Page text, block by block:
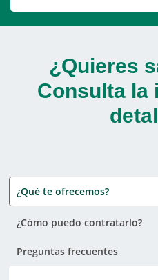
¿Quieres
Consulta la
¿Qué te ofrecemos?
¿Cómo puedo contratarlo?
Preguntas frecuentes